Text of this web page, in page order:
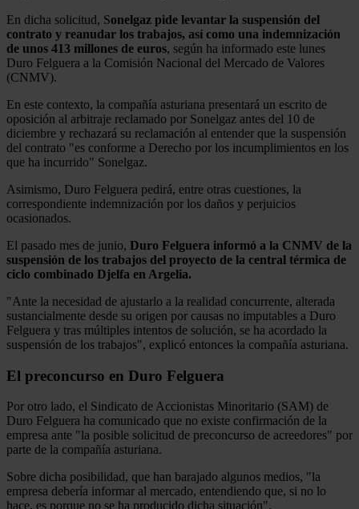
En dicha solicitud, Sonelgaz pide levantar la suspensión del
contrato y reanudar los trabajos, así como una indemnización
de unos 413 millones de euros, según ha informado este lunes
Duro Felguera a la Comisión Nacional del Mercado de Valores
(CNMV).
En este contexto, la compañía asturiana presentará un escrito de
oposición al arbitraje reclamado por Sonelgaz antes del 10 de
diciembre y rechazará su reclamación al entender que la suspensión
del contrato "es conforme a Derecho por los incumplimientos en los
que ha incurrido" Sonelgaz.
Asimismo, Duro Felguera pedirá, entre otras cuestiones, la
correspondiente indemnización por los daños y perjuicios
ocasionados.
El pasado mes de junio, Duro Felguera informó a la CNMV de la
suspensión de los trabajos del proyecto de la central térmica de
ciclo combinado Djelfa en Argelia.
"Ante la necesidad de ajustarlo a la realidad concurrente, alterada
sustancialmente desde su origen por causas no imputables a Duro
Felguera y tras múltiples intentos de solución, se ha acordado la
suspensión de los trabajos", explicó entonces la compañía asturiana.
El preconcurso en Duro Felguera
Por otro lado, el Sindicato de Accionistas Minoritario (SAM) de
Duro Felguera ha comunicado que no existe confirmación de la
empresa ante "la posible solicitud de preconcurso de acreedores" por
parte de la compañía asturiana.
Sobre dicha posibilidad, que han barajado algunos medios, "la
empresa debería informar al mercado, entendiendo que, si no lo
hace, es porque no se ha producido dicha situación".